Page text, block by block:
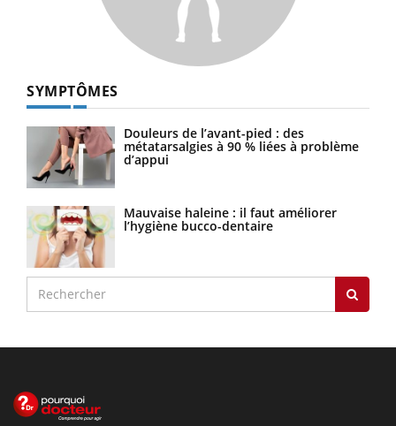
SYMPTÔMES
Douleurs de l’avant-pied : des
métatarsalgies à 90 % liées à problème
d’appui
Mauvaise haleine : il faut améliorer
l’hygiène bucco-dentaire